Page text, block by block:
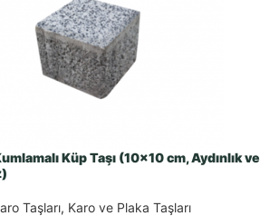
Küp Taşı (10×10 cm, Aydınlık ve
Taşları, Karo ve Plaka Taşları